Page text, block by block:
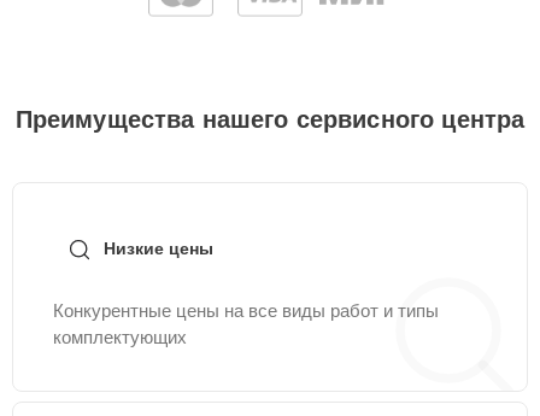
Преимущества нашего сервисного центра
Низкие цены
Конкурентные цены на все виды работ и типы
комплектующих